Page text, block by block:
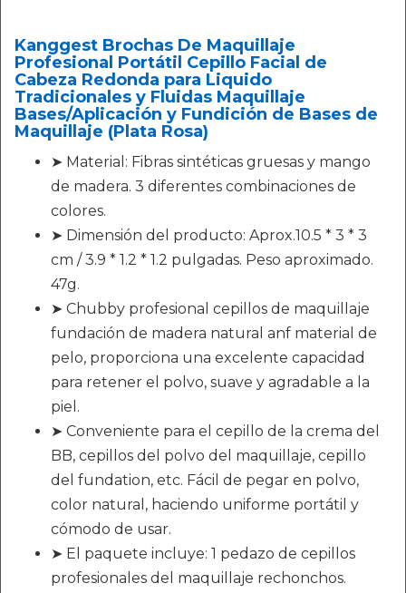
Kanggest Brochas De Maquillaje
Profesional Portátil Cepillo Facial de
Cabeza Redonda para Liquido
Tradicionales y Fluidas Maquillaje
Bases/Aplicación y Fundición de Bases de
Maquillaje (Plata Rosa)
➤ Material: Fibras sintéticas gruesas y mango
de madera. 3 diferentes combinaciones de
colores.
➤ Dimensión del producto: Aprox.10.5 * 3 * 3
cm / 3.9 * 1.2 * 1.2 pulgadas. Peso aproximado.
47g.
➤ Chubby profesional cepillos de maquillaje
fundación de madera natural anf material de
pelo, proporciona una excelente capacidad
para retener el polvo, suave y agradable a la
piel.
➤ Conveniente para el cepillo de la crema del
BB, cepillos del polvo del maquillaje, cepillo
del fundation, etc. Fácil de pegar en polvo,
color natural, haciendo uniforme portátil y
cómodo de usar.
➤ El paquete incluye: 1 pedazo de cepillos
profesionales del maquillaje rechonchos.